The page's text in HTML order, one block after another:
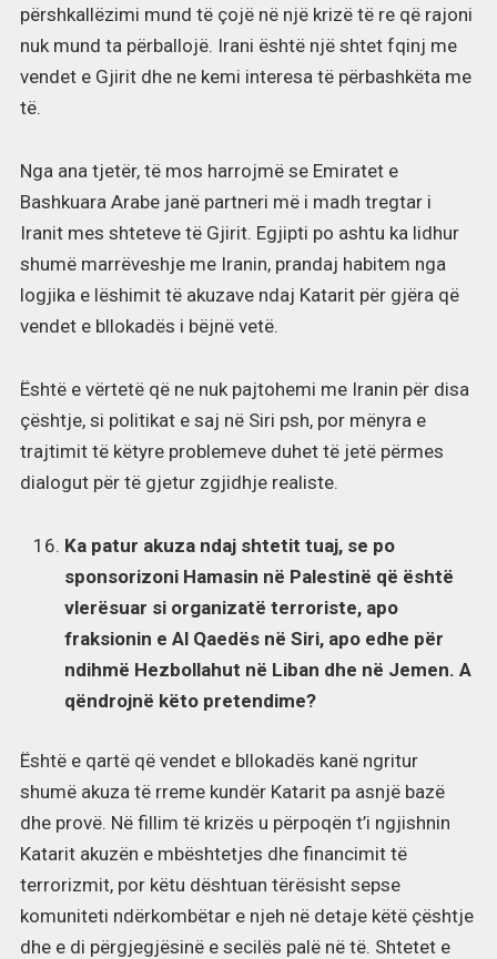
përshkallëzimi mund të çojë në një krizë të re që rajoni
nuk mund ta përballojë. Irani është një shtet fqinj me
vendet e Gjirit dhe ne kemi interesa të përbashkëta me
të.
Nga ana tjetër, të mos harrojmë se Emiratet e
Bashkuara Arabe janë partneri më i madh tregtar i
Iranit mes shteteve të Gjirit. Egjipti po ashtu ka lidhur
shumë marrëveshje me Iranin, prandaj habitem nga
logjika e lëshimit të akuzave ndaj Katarit për gjëra që
vendet e bllokadës i bëjnë vetë.
Është e vërtetë që ne nuk pajtohemi me Iranin për disa
çështje, si politikat e saj në Siri psh, por mënyra e
trajtimit të këtyre problemeve duhet të jetë përmes
dialogut për të gjetur zgjidhje realiste.
Ka patur akuza ndaj shtetit tuaj, se po
sponsorizoni Hamasin në Palestinë që është
vlerësuar si organizatë terroriste, apo
fraksionin e Al Qaedës në Siri, apo edhe për
ndihmë Hezbollahut në Liban dhe në Jemen. A
qëndrojnë këto pretendime?
Është e qartë që vendet e bllokadës kanë ngritur
shumë akuza të rreme kundër Katarit pa asnjë bazë
dhe provë. Në fillim të krizës u përpoqën t’i ngjishnin
Katarit akuzën e mbështetjes dhe financimit të
terrorizmit, por këtu dështuan tërësisht sepse
komuniteti ndërkombëtar e njeh në detaje këtë çështje
dhe e di përgjegjësinë e secilës palë në të. Shtetet e